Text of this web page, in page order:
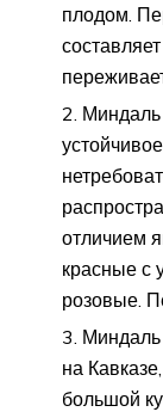
плодом.
Миндаль
отличием
красные с
розовые.
на
большой